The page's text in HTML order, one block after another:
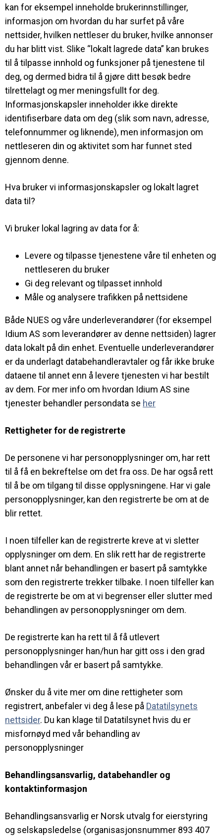
kan for eksempel inneholde brukerinnstillinger,
informasjon om hvordan du har surfet på våre
nettsider, hvilken nettleser du bruker, hvilke annonser
du har blitt vist. Slike “lokalt lagrede data” kan brukes
til å tilpasse innhold og funksjoner på tjenestene til
deg, og dermed bidra til å gjøre ditt besøk bedre
tilrettelagt og mer meningsfullt for deg.
Informasjonskapsler inneholder ikke direkte
identifiserbare data om deg (slik som navn, adresse,
telefonnummer og liknende), men informasjon om
nettleseren din og aktivitet som har funnet sted
gjennom denne.
Hva bruker vi informasjonskapsler og lokalt lagret
data til?
Vi bruker lokal lagring av data for å:
Levere og tilpasse tjenestene våre til enheten og
nettleseren du bruker
Gi deg relevant og tilpasset innhold
Måle og analysere trafikken på nettsidene
Både NUES og våre underleverandører (for eksempel
Idium AS som leverandører av denne nettsiden) lagrer
data lokalt på din enhet. Eventuelle underleverandører
er da underlagt databehandleravtaler og får ikke bruke
dataene til annet enn å levere tjenesten vi har bestilt
av dem. For mer info om hvordan Idium AS sine
tjenester behandler persondata se her
Rettigheter for de registrerte
De personene vi har personopplysninger om, har rett
til å få en bekreftelse om det fra oss. De har også rett
til å be om tilgang til disse opplysningene. Har vi gale
personopplysninger, kan den registrerte be om at de
blir rettet.
I noen tilfeller kan de registrerte kreve at vi sletter
opplysninger om dem. En slik rett har de registrerte
blant annet når behandlingen er basert på samtykke
som den registrerte trekker tilbake. I noen tilfeller kan
de registrerte be om at vi begrenser eller slutter med
behandlingen av personopplysninger om dem.
De registrerte kan ha rett til å få utlevert
personopplysninger han/hun har gitt oss i den grad
behandlingen vår er basert på samtykke.
Ønsker du å vite mer om dine rettigheter som
registrert, anbefaler vi deg å lese på Datatilsynets
nettsider. Du kan klage til Datatilsynet hvis du er
misfornøyd med vår behandling av
personopplysninger
Behandlingsansvarlig, databehandler og
kontaktinformasjon
Behandlingsansvarlig er Norsk utvalg for eierstyring
og selskapsledelse (organisasjonsnummer 893 407